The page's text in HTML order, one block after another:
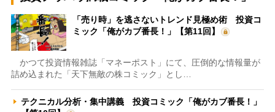
「売り時」を逃さないトレンド見極め術 投資コ
ミック「俺がカブ番長！」【第11回】
かつて投資情報雑誌「マネーポスト」にて、圧倒的な情報量が
詰め込まれた「天下無敵の株コミック」とし…
テクニカル分析・集中講義 投資コミック「俺がカブ番長！」